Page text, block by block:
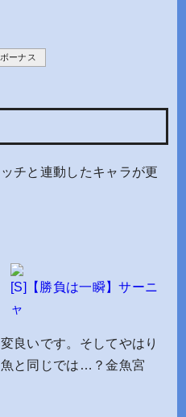
ーナス
チと連動したキャラが更
[S]【勝負は一瞬】サーニ
ャ
良いです。そしてやはり
と同じでは…？金魚宮